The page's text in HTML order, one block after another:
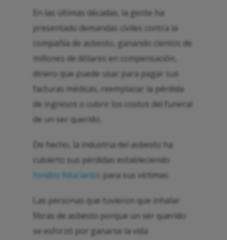
En las últimas décadas, la gente ha
presentado demandas civiles contra la
compañía de asbesto, ganando cientos de
millones de dólares en compensación,
dinero que puede usar para pagar sus
facturas médicas, reemplazar la pérdida
de ingresos o cubrir los costos del funeral
de un ser querido.
De hecho, la industria del asbesto ha
cubierto sus pérdidas estableciendo
fondos fiduciarios para sus víctimas.
Las personas que tuvieron que inhalar
fibras de asbesto porque un ser querido
se esforzó por ganarse la vida